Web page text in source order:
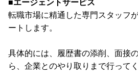
■エージェントサービス
転職市場に精通した専門スタッフ
ートします。
具体的には、履歴書の添削、面接
ら、企業とのやり取りまで行ってく